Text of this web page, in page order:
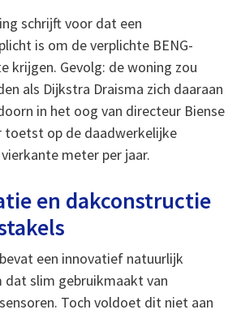
schrijft voor dat een
is om de verplichte BENG-
krijgen. Gevolg: de woning zou
als Dijkstra Draisma zich daaraan
in het oog van directeur Biense
toetst op de daadwerkelijke
meter per jaar.
en dakconstructie
een innovatief natuurlijk
slim gebruikmaakt van
Toch voldoet dit niet aan